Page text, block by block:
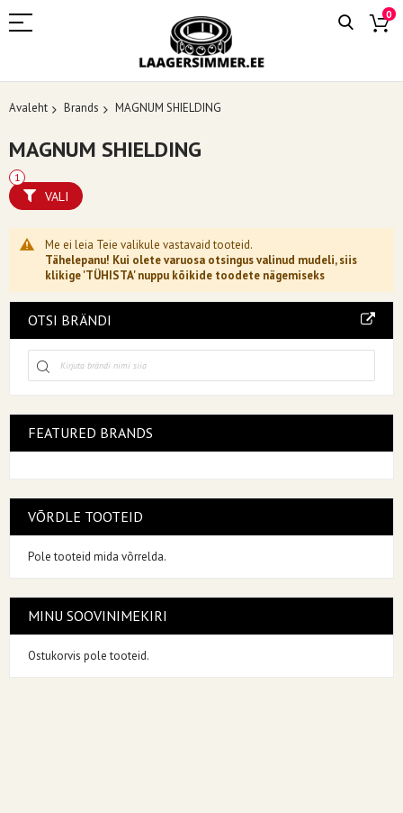
0
Avaleht Brands MAGNUM SHIELDING
MAGNUM SHIELDING
Me ei leia Teie valikule vastavaid tooteid.
Tähelepanu! Kui olete varuosa otsingus valinud mudeli, siis
klikige 'TÜHISTA' nuppu kõikide toodete nägemiseks
VALI
OTSI BRÄNDI
FEATURED BRANDS
VÕRDLE TOOTEID
Pole tooteid mida võrrelda.
MINU SOOVINIMEKIRI
Ostukorvis pole tooteid.